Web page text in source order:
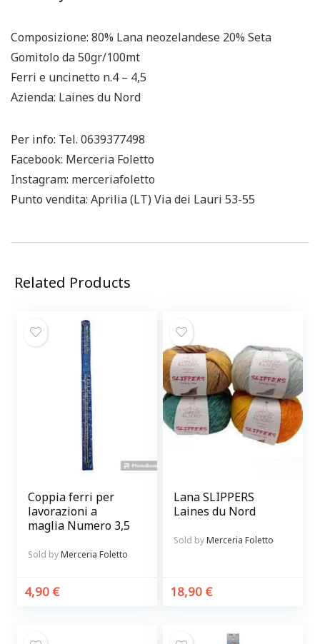
Composizione: 80% Lana neozelandese 20% Seta
Gomitolo da 50gr/100mt
Ferri e uncinetto n.4 – 4,5
Azienda: Laines du Nord
Per info: Tel. 0639377498
Facebook: Merceria Foletto
Instagram: merceriafoletto
Punto vendita: Aprilia (LT) Via dei Lauri 53-55
Related Products
Coppia ferri per
lavorazioni a
maglia Numero 3,5
Sold byMerceria Foletto
4,90 €
Lana SLIPPERS
Laines du Nord
Sold byMerceria Foletto
18,90 €